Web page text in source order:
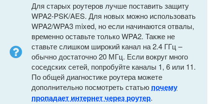
Для старых роутеров лучше поставить защиту
WPA2-PSK/AES. Для новых можно использовать
WPA2/WPA3 mixed, но если начинаются отвалы,
временно оставьте только WPA2. Также не
ставьте слишком широкий канал на 2.4 ГГц –
обычно достаточно 20 МГц. Если вокруг много
соседских сетей, попробуйте каналы 1, 6 или 11.
По общей диагностике роутера можете
дополнительно посмотреть статью почему
пропадает интернет через роутер.